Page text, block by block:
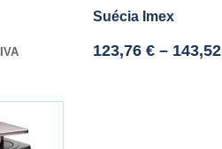
Suécia Imex
123,76 € – 143,52